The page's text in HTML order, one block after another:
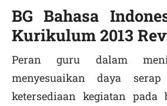
BG Bahasa
Kurikulum 2013
Peran guru dalam
menyesuaikan daya
ketersediaan kegiatan